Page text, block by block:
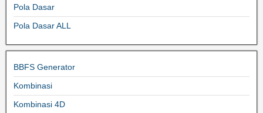
Pola Dasar
Pola Dasar ALL
BBFS Generator
Kombinasi
Kombinasi 4D